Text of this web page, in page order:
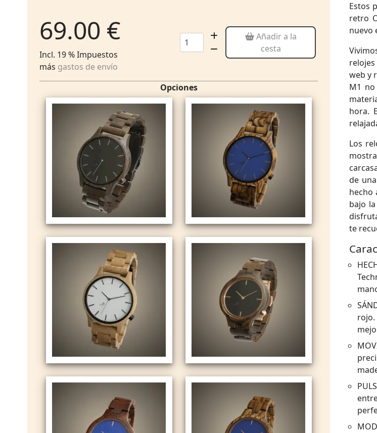
69.00 €
Incl. 19 % Impuestos
más gastos de envío
Añadir a la
cesta
Opciones
Estos
retro
nuevo
web y
M1
hora.
Los
de
hecho
bajo
te